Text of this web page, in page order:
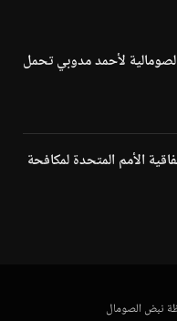
الصومالية لأحمد مدوبي تحمل
الأمم المتحدة لمكافحة